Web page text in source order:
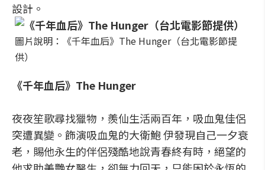
設計。
圖片說明：《千年血后》The Hunger（台北電影節提
供）
《千年血后》The Hunger
夜夜笙歌尋找獵物，羨仙生活兩百年，吸血鬼佳侶
突遭異變。飾演吸血鬼的大衛鮑 伊發現自己一夕衰
老，賜他永生的伴侶殘酷地說青春終有時，絕望的